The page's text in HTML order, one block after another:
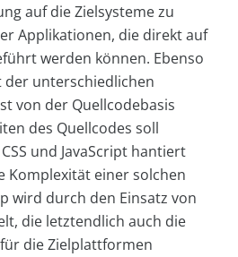
auf die Zielsysteme zu
Applikationen, die direkt auf
werden können. Ebenso
unterschiedlichen
von der Quellcodebasis
des Quellcodes soll
und JavaScript hantiert
Komplexität einer solchen
wird durch den Einsatz von
die letztendlich auch die
die Zielplattformen